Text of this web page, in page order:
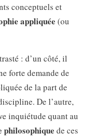
conceptuels et
appliquée (ou
: d’un côté, il
forte demande de
de la part de
. De l’autre,
inquiétude quant au
de ces